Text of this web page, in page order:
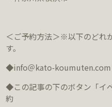
＜ご予約方法＞※以下のどれ
す。
◆info＠kato-koumuten.com
◆この記事の下のボタン「イ
約